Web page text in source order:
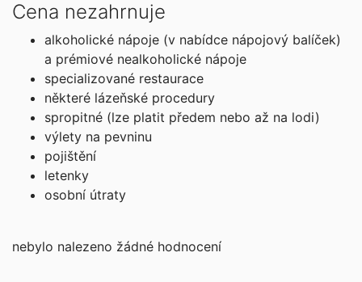
neděle - čtvrtek
259 900 Kč
cena za 12 dní (11 nocí)
objednej
15.11. - 26.11.26
neděle - čtvrtek
263 200 Kč
cena za 12 dní (11 nocí)
neděle - čtvrtek
Cena nezahrnuje
alkoholické nápoje (v nabídce nápojový balíček)
a prémiové nealkoholické nápoje
specializované restaurace
některé lázeňské procedury
spropitné (lze platit předem nebo až na lodi)
výlety na pevninu
pojištění
letenky
osobní útraty
nebylo nalezeno žádné hodnocení